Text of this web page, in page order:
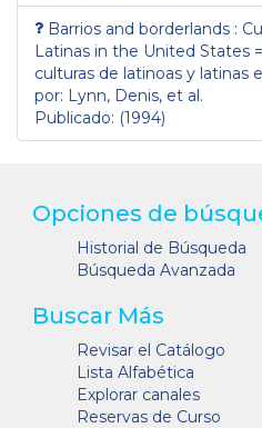
Barrios and borderlands :
Latinas in the United States
culturas de latinoas y latinas
por: Lynn, Denis, et al.
Publicado: (1994)
Opciones de
Historial de Búsqueda
Búsqueda Avanzada
Buscar Más
Revisar el Catálogo
Lista Alfabética
Explorar canales
Reservas de Curso